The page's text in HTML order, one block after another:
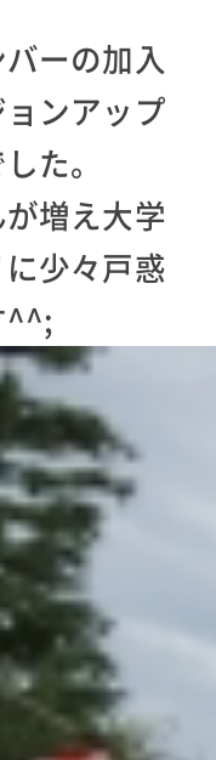
ーの加入
ンアップ
た。
増え大学
少々戸惑
^^;